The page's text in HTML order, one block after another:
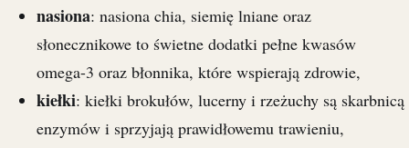
nasiona: nasiona chia, siemię lniane oraz
słonecznikowe to świetne dodatki pełne kwasów
omega-3 oraz błonnika, które wspierają zdrowie,
kiełki: kiełki brokułów, lucerny i rzeżuchy są skarbnicą
enzymów i sprzyjają prawidłowemu trawieniu,